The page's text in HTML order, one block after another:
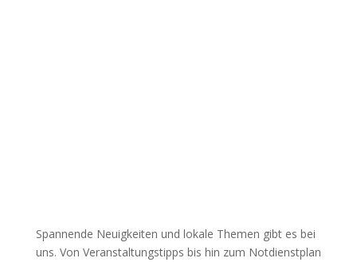
Spannende Neuigkeiten und lokale Themen gibt es bei
uns. Von Veranstaltungstipps bis hin zum Notdienstplan